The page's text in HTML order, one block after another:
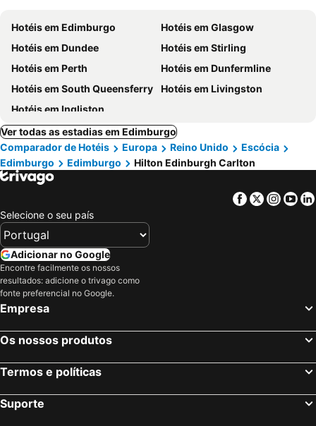
Hotéis em Edimburgo
Hotéis em Glasgow
Hotéis em Dundee
Hotéis em Stirling
Hotéis em Perth
Hotéis em Dunfermline
Hotéis em South Queensferry
Hotéis em Livingston
Hotéis em Ingliston
Ver todas as estadias em Edimburgo
Comparador de Hotéis
Europa Reino Unido
Escócia
Edimburgo
Edimburgo Hilton Edinburgh Carlton
Facebook
Twitter
Selecione o seu país
Adicionar no Google
Encontre facilmente os nossos
resultados: adicione o trivago como
fonte preferencial no Google.
Empresa
Os nossos produtos
Termos e políticas
Suporte